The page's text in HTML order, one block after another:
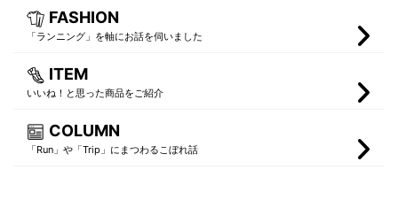
FASHION
「ランニング」を軸にお話を伺いました
ITEM
いいね！と思った商品をご紹介
COLUMN
「Run」や「Trip」にまつわるこぼれ話